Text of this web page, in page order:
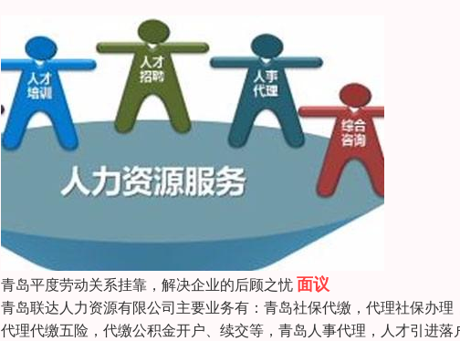
青岛平度劳动关系挂靠，解决企业的后顾之忧面议
青岛联达人力资源有限公司主要业务有：青岛社保代缴，代理社保办
代理代缴五险，代缴公积金开户、续交等，青岛人事代理，人才引进